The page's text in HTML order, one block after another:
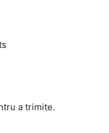
a trimite.